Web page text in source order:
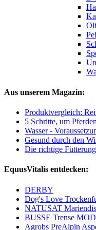
Aus unserem Magazin:
Produktvergleich:
5 Schritte, um
Wasser -
Gesund durch den
Die richtige
EquusVitalis entdecken:
DERBY
Dog's Love
NATUSAT
BUSSE Trense
Agrobs PreAlpin